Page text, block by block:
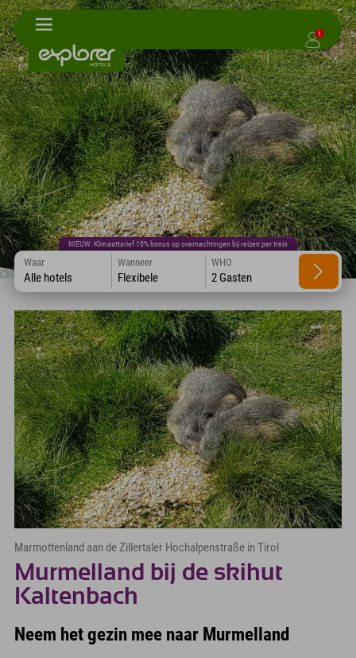
1
NIEUW: Klimaattarief 10% bonus op overnachtingen bij reizen per trein
Waar
Alle hotels
Wanneer
Flexibele
WHO
2 Gasten
Marmottenland aan de Zillertaler Hochalpenstraße in Tirol
Murmelland bij de skihut
Kaltenbach
Neem het gezin mee naar Murmelland